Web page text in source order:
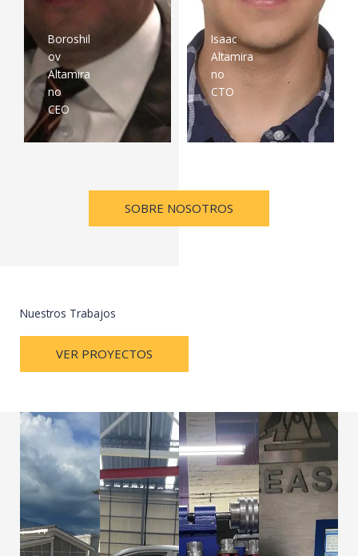
Boroshil
ov
Altamira
no
CEO
Isaac
Altamira
no
CTO
SOBRE NOSOTROS
Nuestros Trabajos
VER PROYECTOS